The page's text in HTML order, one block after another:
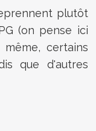
plutôt
(on pense ici
même, certains
que d'autres